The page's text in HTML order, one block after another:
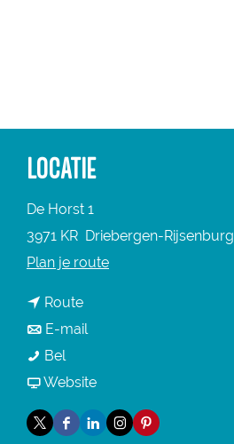
LOCATIE
De Horst 1
3971 KR Driebergen-Rijsenburg
Plan je routen
n
Routen
a
r
L
a
E-mail
a
r
L
Bel
a
n
d
Websitev
a
n
X
F
L
I
P